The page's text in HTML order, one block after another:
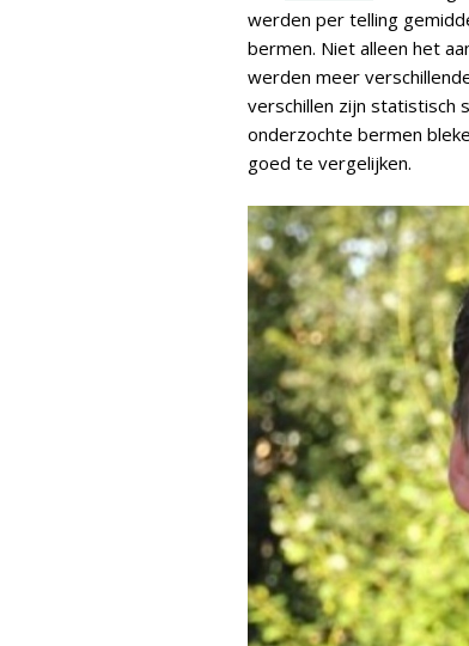
werden per telling
bermen. Niet alleen het
werden meer
verschillen zijn statistisch
onderzochte bermen
goed te vergelijken.